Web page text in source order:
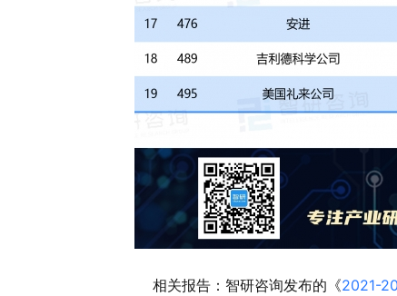
相关报告：智研咨询发布的《2021-